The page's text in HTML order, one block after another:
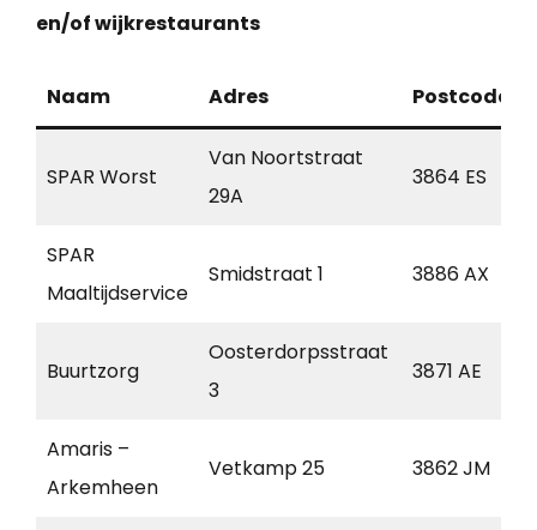
en/of wijkrestaurants
Naam Adres Postcode
SPAR Worst
Van Noortstraat
29A
3864 ES
SPAR
Maaltijdservice
Smidstraat 1 3886 AX
Buurtzorg
Oosterdorpsstraat
3
3871 AE
Amaris –
Arkemheen
Vetkamp 25 3862 JM